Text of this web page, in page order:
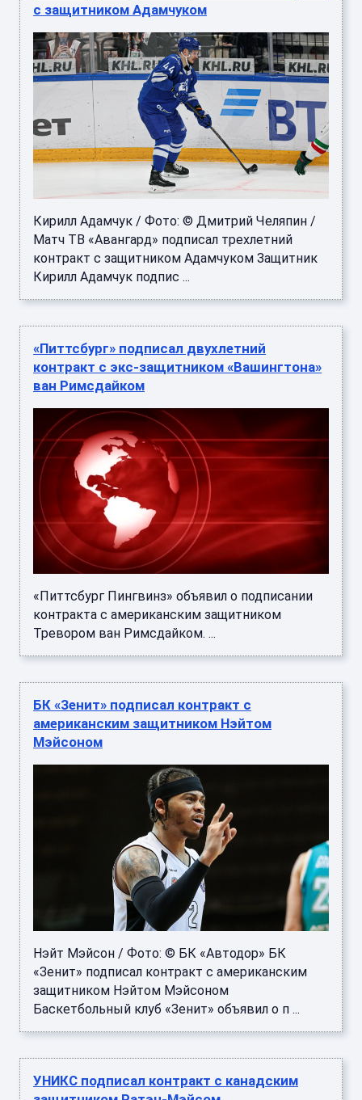
с защитником Адамчуком
Кирилл Адамчук / Фото: © Дмитрий Челяпин /
Матч ТВ «Авангард» подписал трехлетний
контракт с защитником Адамчуком Защитник
Кирилл Адамчук подпис ...
«Питтсбург» подписал двухлетний
контракт с экс-защитником «Вашингтона»
ван Римсдайком
«Питтсбург Пингвинз» объявил о подписании
контракта с американским защитником
Тревором ван Римсдайком. ...
БК «Зенит» подписал контракт с
американским защитником Нэйтом
Мэйсоном
Нэйт Мэйсон / Фото: © БК «Автодор» БК
«Зенит» подписал контракт с американским
защитником Нэйтом Мэйсоном
Баскетбольный клуб «Зенит» объявил о п ...
УНИКС подписал контракт с канадским